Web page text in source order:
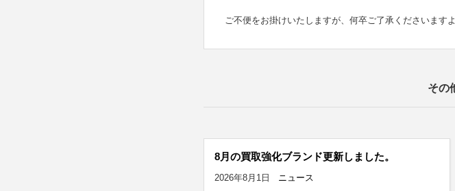
ご不便をお掛けいたしますが、何卒ご了承くださいます
その
8月の買取強化ブランド更新しました。
2026年8月1日 ニュース